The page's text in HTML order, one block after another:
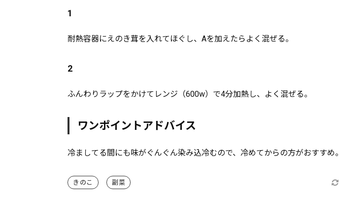
1
耐熱容器にえのき茸を入れてほぐし、Aを加えたらよく混ぜる。
2
ふんわりラップをかけてレンジ（600w）で4分加熱し、よく混ぜる。
ワンポイントアドバイス
冷ましてる間にも味がぐんぐん染み込冷むので、冷めてからの方がおすすめ。
きのこ 副菜